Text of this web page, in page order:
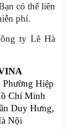
có thể liên
phí.
ty Lê Hà
Hiệp
Chí Minh
Duy Hưng,
Nội